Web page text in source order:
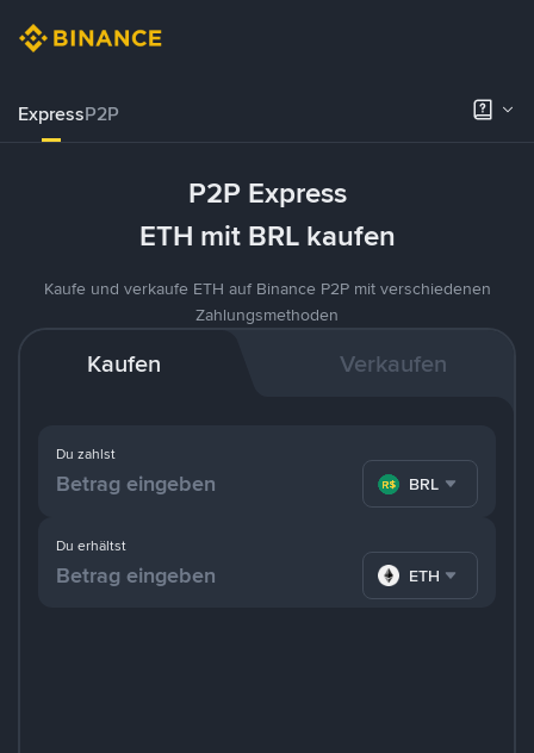
ExpressP2P
P2P Express
ETH mit BRL kaufen
Kaufe und verkaufe ETH auf Binance P2P mit verschiedenen
Zahlungsmethoden
Kaufen Verkaufen
Du zahlst
BRL
Du erhältst
ETH